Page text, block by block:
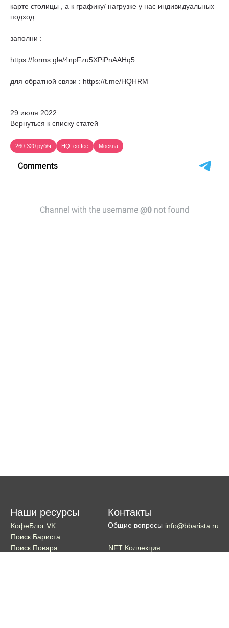
карте столицы , а к графику/ нагрузке у нас индивидуальных
подход
заполни :
https://forms.gle/4npFzu5XPiPnAAHq5
для обратной связи : https://t.me/HQHRM
29 июля 2022
Вернуться к списку статей
260-320 руб/ч HQ! coffee Москва
Наши ресурсы
КофеБлог VK
Поиск Бариста
Поиск Повара
Контакты
Общие вопросы info@bbarista.ru
NFT Коллекция